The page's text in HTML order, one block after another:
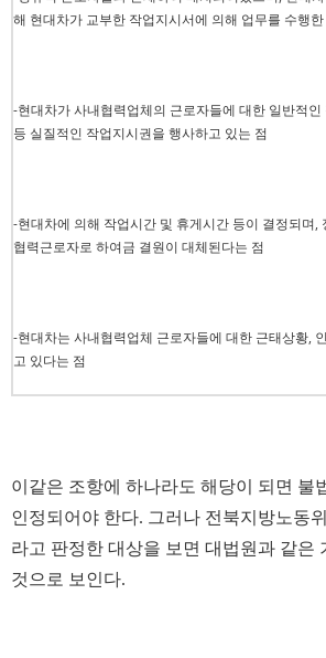
해 현대차가 교부한 작업지시서에 의해 업무를 수행한
-현대차가 사내협력업체의 근로자들에 대한 일반적
등 실질적인 작업지시권을 행사하고 있는 점
-현대차에 의해 작업시간 및 휴게시간 등이 결정되며,
협력근로자로 하여금 결원이 대체된다는 점
-현대차는 사내협력업체 근로자들에 대한 근태상황,
고 있다는 점
이같은 조항에 하나라도 해당이 되면 불
인정되어야 한다. 그러나 전북지방노동
라고 판정한 대상을 보면 대법원과 같은
것으로 보인다.